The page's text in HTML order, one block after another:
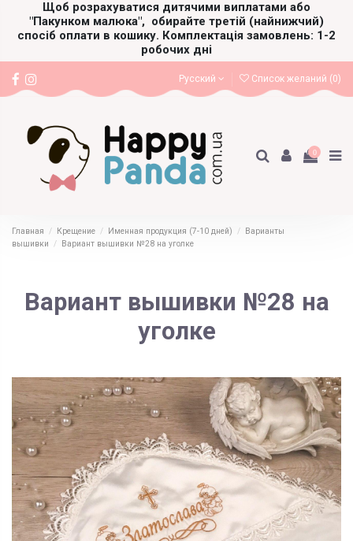
Щоб розрахуватися дитячими виплатами або
"Пакунком малюка", обирайте третій (найнижчий)
спосіб оплати в кошику. Комплектація замовлень: 1-2
робочих дні
Русский Список желаний (0)
0
Главная Крещение Именная продукция (7-10 дней)
Варианты
вышивки
Вариант вышивки №28 на уголке
Вариант вышивки №28 на
уголке